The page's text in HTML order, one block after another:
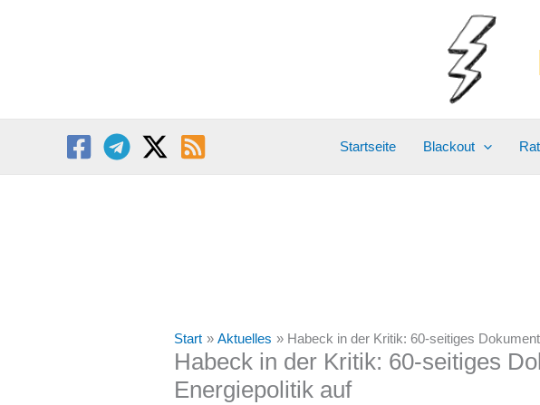
Startseite Blackout
Start Aktuelles Habeck in der Kritik: 60-seitiges
Habeck in der Kritik: 60-seitiges
Energiepolitik auf